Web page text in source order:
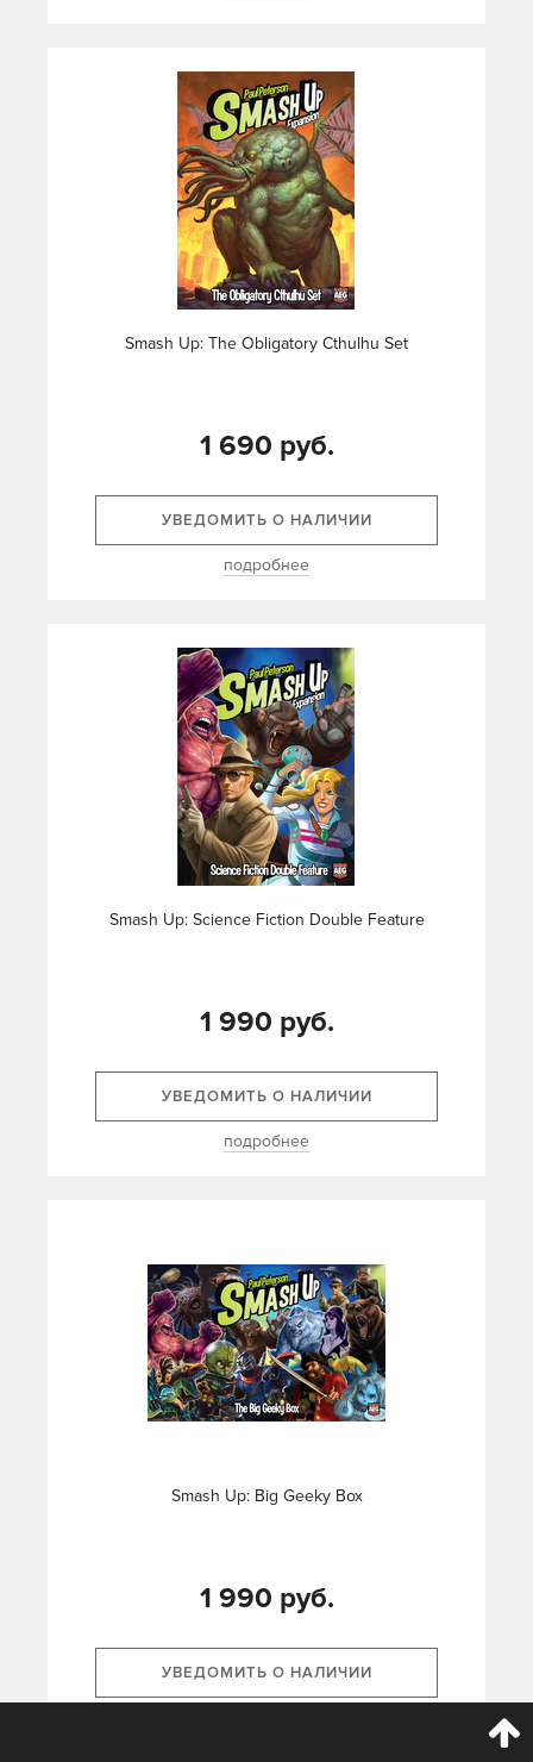
Smash Up: The Obligatory Cthulhu Set
1 690 руб.
УВЕДОМИТЬ О НАЛИЧИИ
подробнее
Smash Up: Science Fiction Double Feature
1 990 руб.
УВЕДОМИТЬ О НАЛИЧИИ
подробнее
Smash Up: Big Geeky Box
1 990 руб.
УВЕДОМИТЬ О НАЛИЧИИ